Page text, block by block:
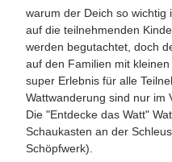
warum der Deich so wichtig
auf die teilnehmenden
werden begutachtet, doch
auf den Familien mit
super Erlebnis für alle
Wattwanderung sind nur im
Die "Entdecke das Watt"
Schaukasten an der
Schöpfwerk).